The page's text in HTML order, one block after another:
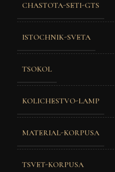
CHASTOTA-SETI-GTS
ISTOCHNIK-SVETA
TSOKOL
KOLICHESTVO-LAMP
MATERIAL-KORPUSA
TSVET-KORPUSA